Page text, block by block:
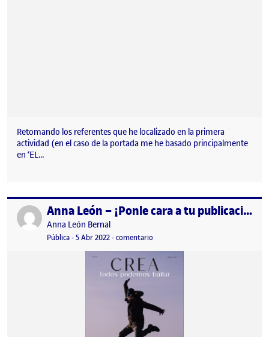
Retomando los referentes que he localizado en la primera
actividad (en el caso de la portada me he basado principalmente
en ‘EL…
Publicado por Anna León – ¡Ponle cara a tu publicación, diseña una portada!
Publicado por
Anna León Bernal
Visibilidad:
Pública-Fecha de publicación
5 Abr 2022-comentario